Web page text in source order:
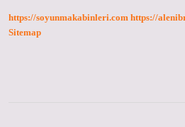
Yapar
https://soyunmakabinleri.com https://
Sitemap